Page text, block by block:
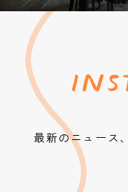
最新のニュース